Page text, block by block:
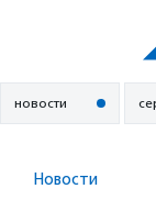
новости
Новости